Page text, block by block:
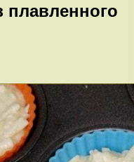
плавленного